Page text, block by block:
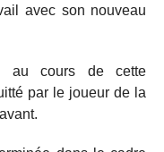
avec son nouveau
au cours de cette
par le joueur de la